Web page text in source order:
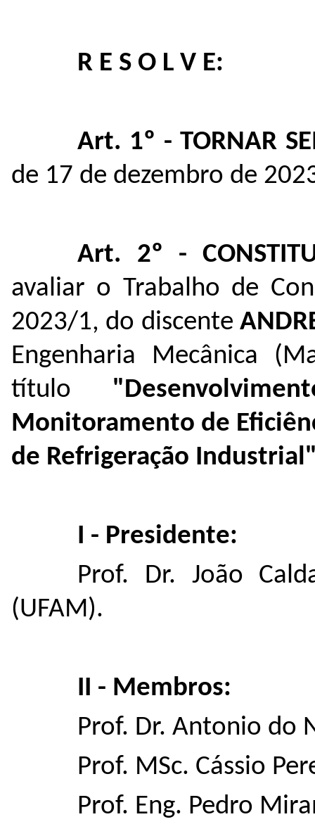
R E S O L V E:
Art. 1º - TORNAR
de 17 de dezembro de
Art. 2º -
avaliar o Trabalho de
2023/1, do discente
Engenharia Mecânica
título "
Monitoramento de
de Refrigeração Industrial
I - Presidente:
Prof. Dr. João
(UFAM).
II - Membros:
Prof. Dr. Antonio do
Prof. MSc. Cássio
Prof. Eng. Pedro